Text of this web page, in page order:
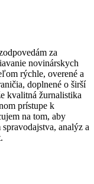
za
novinárskych
rýchle, overené a
doplnené o širší
kvalitná žurnalistika
prístupe k
na tom, aby
analýz a